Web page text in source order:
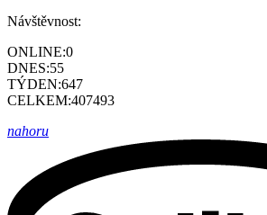
Návštěvnost:
ONLINE:0
DNES:55
TÝDEN:647
CELKEM:407493
nahoru